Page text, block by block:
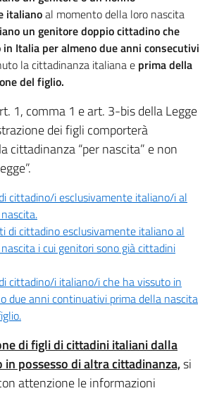
italianoal momento della loro nascita
un genitore doppio cittadino che
in Italia per almeno due anni consecutivi
la cittadinanza italiana e prima della
del figlio.
1, comma 1 e art. 3-bis della Legge
dei figli comporterà
cittadinanza “per nascita” e non
cittadino/i esclusivamente italiano/i al
di cittadino esclusivamente italiano al
i cui genitori sono già cittadini
cittadino/i italiano/i che ha vissuto in
due anni continuativi prima della nascita
di figli di cittadini italiani dalla
in possesso di altra cittadinanza,si
attenzione le informazioni